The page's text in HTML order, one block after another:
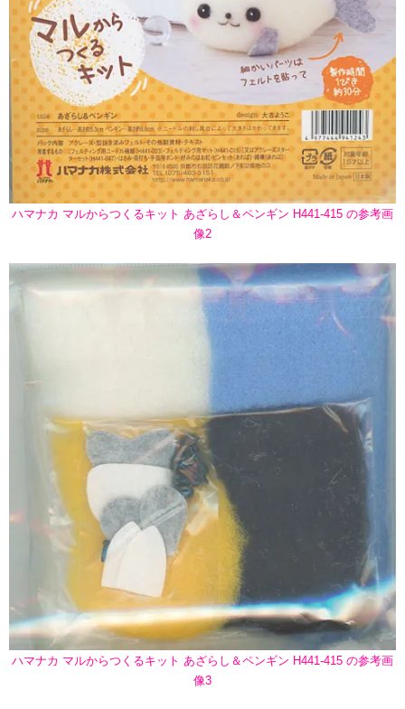
ハマナカ マルからつくるキット あざらし＆ペンギン H441-415 の参考画
像2
ハマナカ マルからつくるキット あざらし＆ペンギン H441-415 の参考画
像3